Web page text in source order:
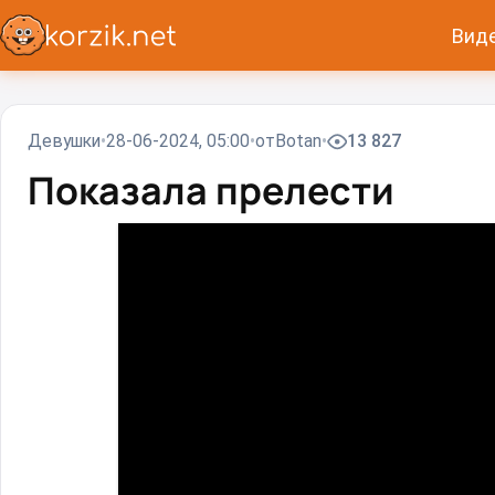
Девушки 28-06-2024, 05:00 от Вotan 13 827
Показала прелести⁠⁠